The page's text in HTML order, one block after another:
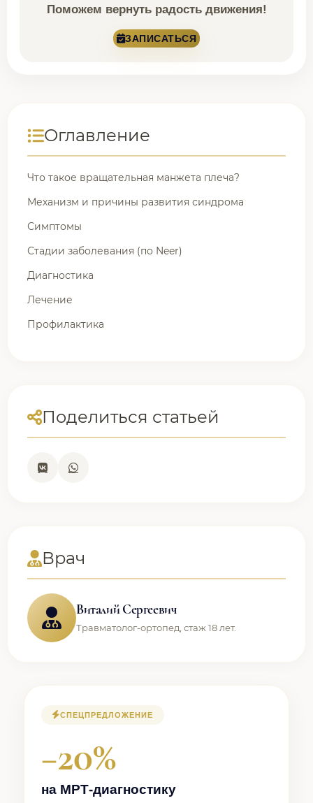
Поможем вернуть радость движения!
ЗАПИСАТЬСЯ
Оглавление
Что такое вращательная манжета плеча?
Механизм и причины развития синдрома
Симптомы
Стадии заболевания (по Neer)
Диагностика
Лечение
Профилактика
Поделиться статьей
Врач
Виталий Сергеевич
Травматолог-ортопед, стаж 18 лет.
СПЕЦПРЕДЛОЖЕНИЕ
−20%
на МРТ-диагностику